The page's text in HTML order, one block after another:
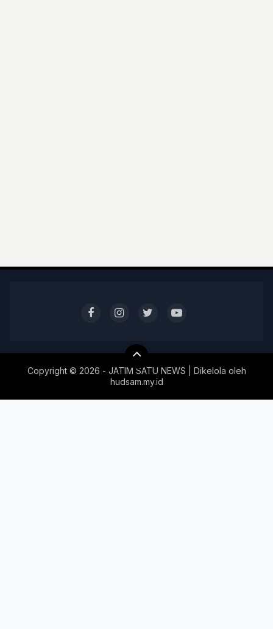
Copyright © 2026 - JATIM SATU NEWS | Dikelola oleh
hudsam.my.id